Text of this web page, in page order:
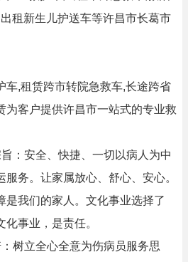
租新生儿护送车等许昌市长葛市
车,租赁跨市转院急救车,长途跨省
为客户提供许昌市一站式的专业救
：安全、快捷、一切以病人为中
务。让家属放心、舒心、安心。
是我们的家人。文化事业选择了
事业，是责任。
树立全心全意为伤病员服务思